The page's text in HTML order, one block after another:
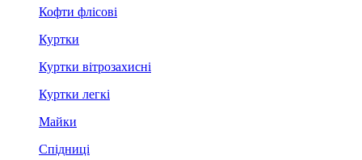
Кофти флісові
Куртки
Куртки вітрозахисні
Куртки легкі
Майки
Спідниці